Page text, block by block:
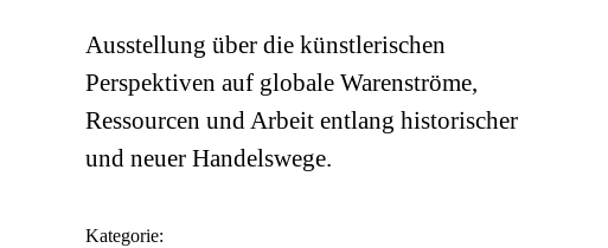
Ausstellung über die künstlerischen
Perspektiven auf globale Warenströme,
Ressourcen und Arbeit entlang historischer
und neuer Handelswege.
Kategorie: